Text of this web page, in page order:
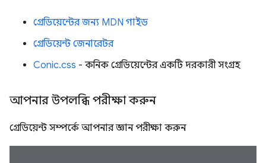
গ্রেডিয়েন্টের জন্য MDN গাইড
গ্রেডিয়েন্ট জেনারেটর
Conic.css - কনিক গ্রেডিয়েন্টের একটি দরকারী সংগ্রহ
আপনার উপলব্ধি পরীক্ষা করুন
গ্রেডিয়েন্ট সম্পর্কে আপনার জ্ঞান পরীক্ষা করুন